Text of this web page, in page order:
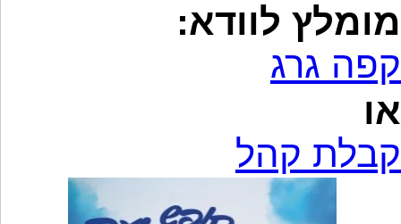
מומלץ לוודא:
קפה גרג
או
קבלת קהל